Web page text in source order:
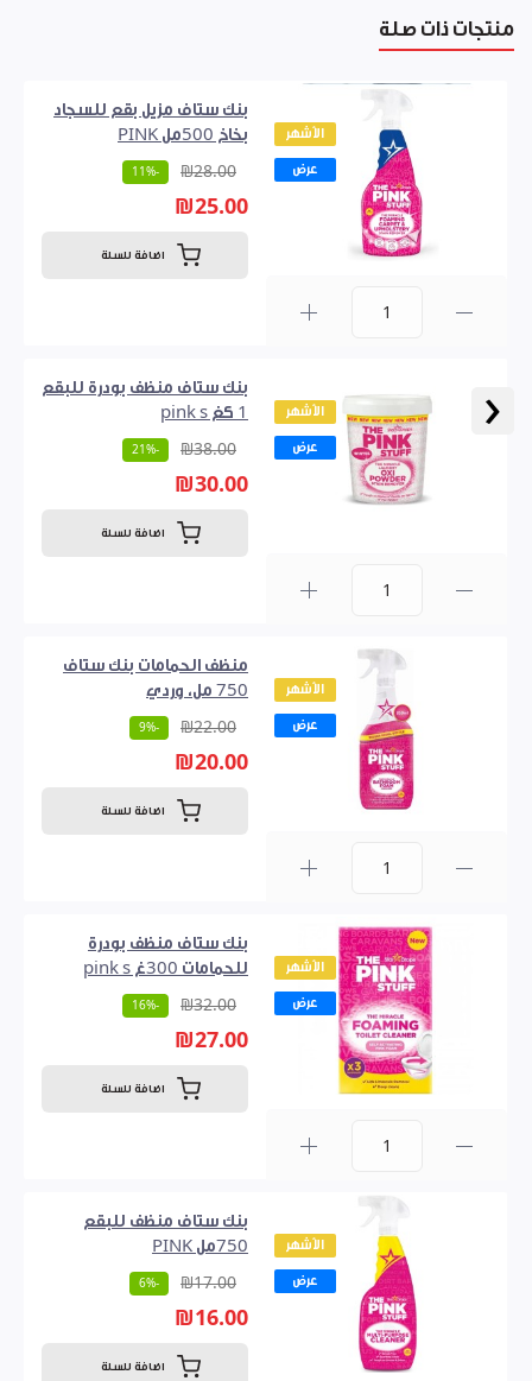
‹
منتجات ذات صلة
الأشهر
عرض
بنك ستاف مزيل بقع للسجاد
بخاخ 500مل PINK
₪28.00
-11%
₪25.00
اضافة للسلة
الأشهر
عرض
بنك ستاف منظف بودرة للبقع
1 كغ pink s
₪38.00
-21%
₪30.00
اضافة للسلة
الأشهر
عرض
منظف ​​الحمامات بنك ستاف
750 مل، وردي
₪22.00
-9%
₪20.00
اضافة للسلة
الأشهر
عرض
بنك ستاف منظف بودرة
للحمامات 300غ pink s
₪32.00
-16%
₪27.00
اضافة للسلة
الأشهر
عرض
بنك ستاف منظف للبقع
750مل PINK
₪17.00
-6%
₪16.00
اضافة للسلة